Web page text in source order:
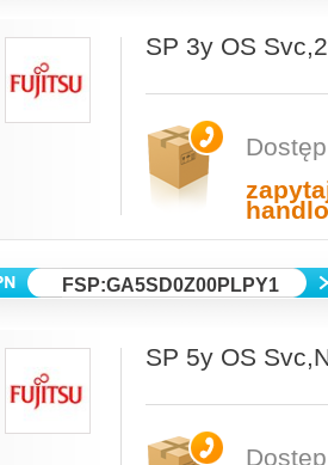
SP 3y OS
FSP:GA5SD0Z00PLPY1
SP 5y OS